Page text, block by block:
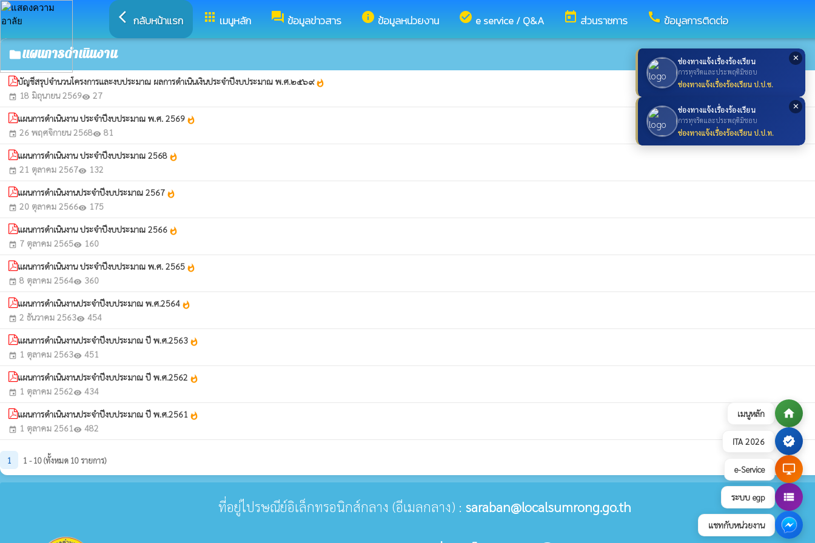
เมนูหลัก home
ITA 2026 verified
e-Service desktop_windows
ระบบ egp view_list
แชทกับหน่วยงาน
✕
ช่องทางแจ้งเรื่องร้องเรียน
การทุจริตและประพฤติมิชอบ
ช่องทางแจ้งเรื่องร้องเรียน ป.ป.ช.
✕
ช่องทางแจ้งเรื่องร้องเรียน
การทุจริตและประพฤติมิชอบ
ช่องทางแจ้งเรื่องร้องเรียน ป.ป.ท.
arrow_back_ios กลับหน้าแรก apps เมนูหลัก forum ข้อมูลข่าวสาร info ข้อมูลหน่วยงาน check_circle e service / Q&A today ส่วนราชการ call ข้อมูลการติดต่อ
folderแผนการดำเนินงาน
บัญชีสรุปจำนวนโครงการและงบประมาณ ผลการดำเนินเงินประจำปีงบประมาณ พ.ศ.๒๕๖๙whatshot
event 18 มิถุนายน 2569visibility 27
แผนการดำเนินงาน ประจำปีงบประมาณ พ.ศ. 2569 whatshot
event 26 พฤศจิกายน 2568visibility 81
แผนการดำเนินงาน ประจำปีงบประมาณ 2568 whatshot
event 21 ตุลาคม 2567visibility 132
แผนการดำเนินงานประจำปีงบประมาณ 2567 whatshot
event 20 ตุลาคม 2566visibility 175
แผนการดำเนินงาน ประจำปีงบประมาณ 2566 whatshot
event 7 ตุลาคม 2565visibility 160
แผนการดำเนินงาน ประจำปีงบประมาณ พ.ศ. 2565 whatshot
event 8 ตุลาคม 2564visibility 360
แผนการดำเนินงานประจำปีงบประมาณ พ.ศ.2564 whatshot
event 2 ธันวาคม 2563visibility 454
แผนการดำเนินงานประจำปีงบประมาณ ปี พ.ศ.2563 whatshot
event 1 ตุลาคม 2563visibility 451
แผนการดำเนินงานประจำปีงบประมาณ ปี พ.ศ.2562 whatshot
event 1 ตุลาคม 2562visibility 434
แผนการดำเนินงานประจำปีงบประมาณ ปี พ.ศ.2561 whatshot
event 1 ตุลาคม 2561visibility 482
1 1 - 10 (ทั้งหมด 10 รายการ)
ที่อยู่ไปรษณีย์อิเล็กทรอนิกส์กลาง (อีเมลกลาง) : saraban@localsumrong.go.th